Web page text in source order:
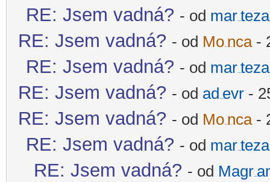
RE: Jsem vadná? - od mar -diskusni-forum-
teza
RE: Jsem vadná? - od Mo -diskusni-forum-
nca-
RE: Jsem vadná? - od mar -diskusni-forum-
teza
RE: Jsem vadná? - od ad -diskusni-forum-
evr -
RE: Jsem vadná? - od Mo -diskusni-forum-
nca-
RE: Jsem vadná? - od mar -diskusni-forum-
teza
RE: Jsem vadná? - od Magr -diskusni-forum-